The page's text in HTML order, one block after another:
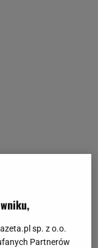
sp. z o.o.
Partnerów